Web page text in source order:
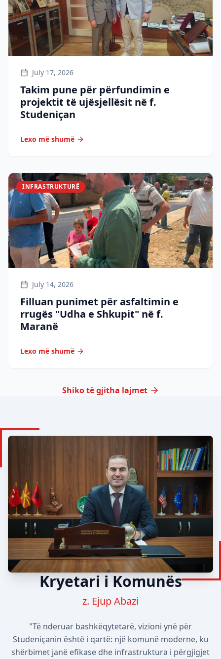
July 17, 2026
Takim pune për përfundimin e
projektit të ujësjellësit në f.
Studeniçan
Lexo më shumë
INFRASTRUKTURË
July 14, 2026
Filluan punimet për asfaltimin e
rrugës "Udha e Shkupit" në f.
Maranë
Lexo më shumë
Shiko të gjitha lajmet
Kryetari i Komunës
z. Ejup Abazi
"Të nderuar bashkëqytetarë, vizioni ynë për
Studeniçanin është i qartë: një komunë moderne, ku
shërbimet janë efikase dhe infrastruktura i përgjigjet